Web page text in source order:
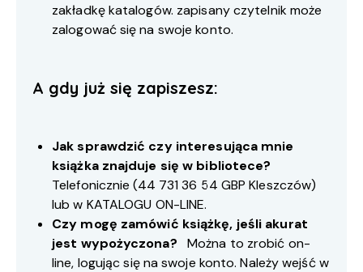
zakładkę katalogów. zapisany czytelnik może
zalogować się na swoje konto.
A gdy już się zapiszesz:
Jak sprawdzić czy interesująca mnie
książka znajduje się w bibliotece?
Telefonicznie (44 731 36 54 GBP Kleszczów)
lub w KATALOGU ON-LINE.
Czy mogę zamówić książkę, jeśli akurat
jest wypożyczona?
Można to zrobić on-
line, logując się na swoje konto. Należy wejść w